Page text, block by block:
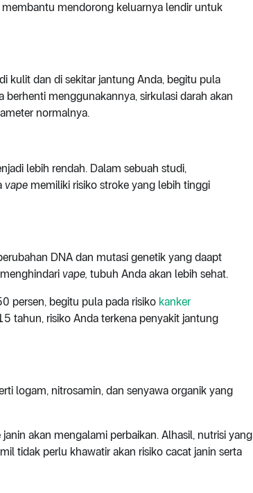
mendorong keluarnya lendir untuk
kulit dan di sekitar jantung Anda, begitu pula
menggunakannya, sirkulasi darah akan
normalnya.
lebih rendah. Dalam sebuah studi,
vape memiliki risiko stroke yang lebih tinggi
DNA dan mutasi genetik yang daapt
vape, tubuh Anda akan lebih sehat.
persen, begitu pula pada risiko kanker
tahun, risiko Anda terkena penyakit jantung
logam, nitrosamin, dan senyawa organik yang
akan mengalami perbaikan. Alhasil, nutrisi yang
tidak perlu khawatir akan risiko cacat janin serta